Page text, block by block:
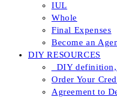
IUL
Whole
Final Expenses
Become an
DIY RESOURCES
_DIY
Order Your
Agreement to